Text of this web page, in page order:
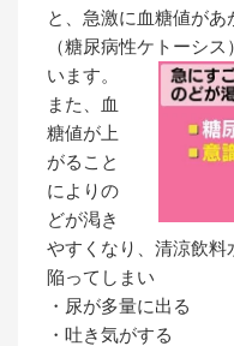
と、急激に血糖値があ
（糖尿病性ケトーシ
います。
また、血
糖値が上
がること
によりの
どが渇き
やすくなり、清涼飲料
陥ってしまい
・尿が多量に出る
・吐き気がする